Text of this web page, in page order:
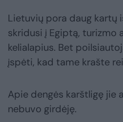
Lietuvių pora daug kartų
skridusi į Egiptą, turizmo
kelialapius. Bet
įspėti, kad tame krašte
Apie dengės karštligę jie
nebuvo girdėję.